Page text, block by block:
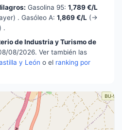
Gasolina 95: 1,789 €/L
. Gasóleo A: 1,869 €/L (→
.
de Industria y Turismo de
08/2026. Ver también las
y León o el ranking por